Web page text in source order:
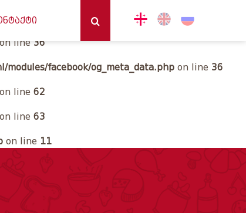
on line 36
facebook/og_meta_data.php on line 36
on line 62
on line 63
on line 11